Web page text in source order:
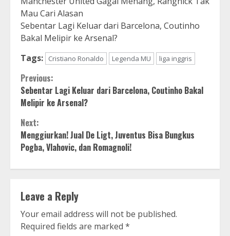
Mau Cari Alasan
Sebentar Lagi Keluar dari Barcelona, Coutinho
Bakal Melipir ke Arsenal?
Tags:
Cristiano Ronaldo Legenda MU liga inggris
Continue
Reading
Previous:
Sebentar Lagi Keluar dari Barcelona, Coutinho Bakal
Melipir ke Arsenal?
Next:
Menggiurkan! Jual De Ligt, Juventus Bisa Bungkus
Pogba, Vlahovic, dan Romagnoli!
Leave a Reply
Your email address will not be published.
Required fields are marked *